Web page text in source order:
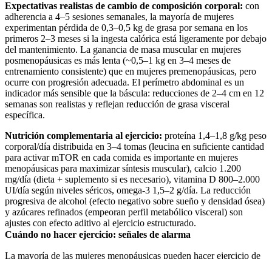
Expectativas realistas de cambio de composición corporal: con
adherencia a 4–5 sesiones semanales, la mayoría de mujeres
experimentan pérdida de 0,3–0,5 kg de grasa por semana en los
primeros 2–3 meses si la ingesta calórica está ligeramente por debajo
del mantenimiento. La ganancia de masa muscular en mujeres
posmenopáusicas es más lenta (~0,5–1 kg en 3–4 meses de
entrenamiento consistente) que en mujeres premenopáusicas, pero
ocurre con progresión adecuada. El perímetro abdominal es un
indicador más sensible que la báscula: reducciones de 2–4 cm en 12
semanas son realistas y reflejan reducción de grasa visceral
específica.
Nutrición complementaria al ejercicio: proteína 1,4–1,8 g/kg peso
corporal/día distribuida en 3–4 tomas (leucina en suficiente cantidad
para activar mTOR en cada comida es importante en mujeres
menopáusicas para maximizar síntesis muscular), calcio 1.200
mg/día (dieta + suplemento si es necesario), vitamina D 800–2.000
UI/día según niveles séricos, omega-3 1,5–2 g/día. La reducción
progresiva de alcohol (efecto negativo sobre sueño y densidad ósea)
y azúcares refinados (empeoran perfil metabólico visceral) son
ajustes con efecto aditivo al ejercicio estructurado.
Cuándo no hacer ejercicio: señales de alarma
La mayoría de las mujeres menopáusicas pueden hacer ejercicio de